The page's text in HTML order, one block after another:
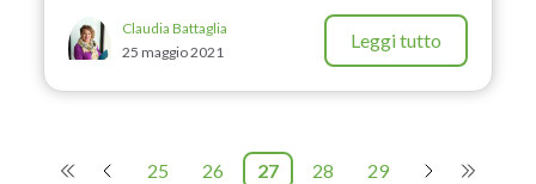
Claudia Battaglia
25 maggio 2021
Leggi tutto
25 26 27 28 29